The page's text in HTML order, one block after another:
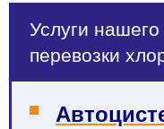
Услуги
перевозки